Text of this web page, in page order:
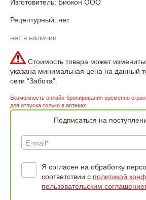
Изготовитель: Биокон ООО
Рецептурный: нет
нет в наличии
Стоимость товара может
указана минимальная цена на данный
сети “Забота”.
Возможность онлайн-бронирования временно
для отпуска только в аптеках.
Подписаться на
E-mail*
Я согласен на обработку
соответствии с политикой
пользовательским